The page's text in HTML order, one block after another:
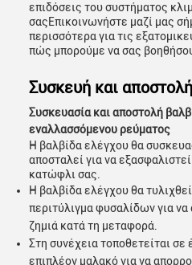
επιδόσεις του συστήματος
σαςΕπικοινωνήστε μαζί μας
περισσότερα για τις
πώς μπορούμε να σας
Συσκευή και
Συσκευασία και αποστολή
εναλλασσόμενου ρεύματος
Η βαλβίδα ελέγχου θα
αποσταλεί για να
κατώφλι σας.
Η βαλβίδα ελέγχου θα
περιτύλιγμα φυσαλίδων για
ζημιά κατά τη μεταφορά.
Στη συνέχεια τοποθετείται σε
επιπλέον μαλακό για να